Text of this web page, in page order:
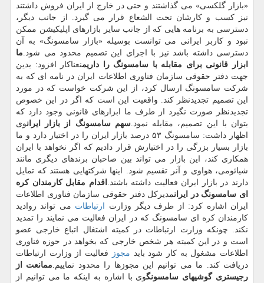
«بازار گلكسی» می گذاشتند و حتی در خارج از ایران فروش داشتند
نیز كسب و كارشان تحت الشعاع قرار می گیرد. از جانب دیگر،
دسترسی به برنامه هایی كه از جانب سایر بازارهای اپلیكیشن ممكن
نبود و كاربر ایرانی می توانست بوسیله «بازار سامسونگ» به آن
دسترسی داشته باشد نیز با اجرای این تصمیم محدود می شود. ما
ابزار قانونی برای مقابله با سامسونگ را داریمنعناكار افزود: بدین
جهت دفتر حقوقی سازمان فناوری اطلاعات ایران در نامه ای كه به
شركت سامسونگ ارسال كرد، از این شركت خواست كه در مورد
این تصمیم تجدیدنظر كند. واقعیت این است كه اگر در این خصوص
تجدیدنظر صورت نگیرد از طرف ما ابزارهای قانونی وجود دارد كه
بتوان با این تصمیم، مقابله نمود.سهم سامسونگ از بازار ایرانوی
اظهار داشت: سامسونگ ۵۳ درصد بازار ایران را در اختیار دارد و ما
بازار بسیار بزرگی را در اختیارش قرار دادیم كه اگر نخواهد با ایران
همكاری كند، این بازار می تواند بین صاحبان برندهای دیگری مانند
شیائومی، هواوی و آنر تقسیم شود. اینها شركتهایی هستند كه تمایل
دارند در بازار ایران فعالیت داشته باشند.
اقدام مقابل كارمندان كره
ای سامسونگ در ایرانمدیركل دفتر حقوقی سازمان فناوری اطلاعات
ایران اشاره كرد: از طرف دیگر وزارت ارتباطات می تواند روادید
كارمندان كره ای سامسونگ كه در ایران فعالیت می نمایند را تمدید
نكند. چونكه وزارت ارتباطات در كمیته اشتغال اتباع خارجی عضو
است و در این كمیته هر شخص خارجی كه بخواهد در حوزه فناوری
اطلاعات مشغول به كار شود باید مجوز
فعالیت از وزارت ارتباطات
دریافت كند. ما می توانیم این مجوزها را محدود نماییم. ممانعت از
رجیستری گوشیهای سامسونگوی با اشاره به اینكه ما می توانیم از